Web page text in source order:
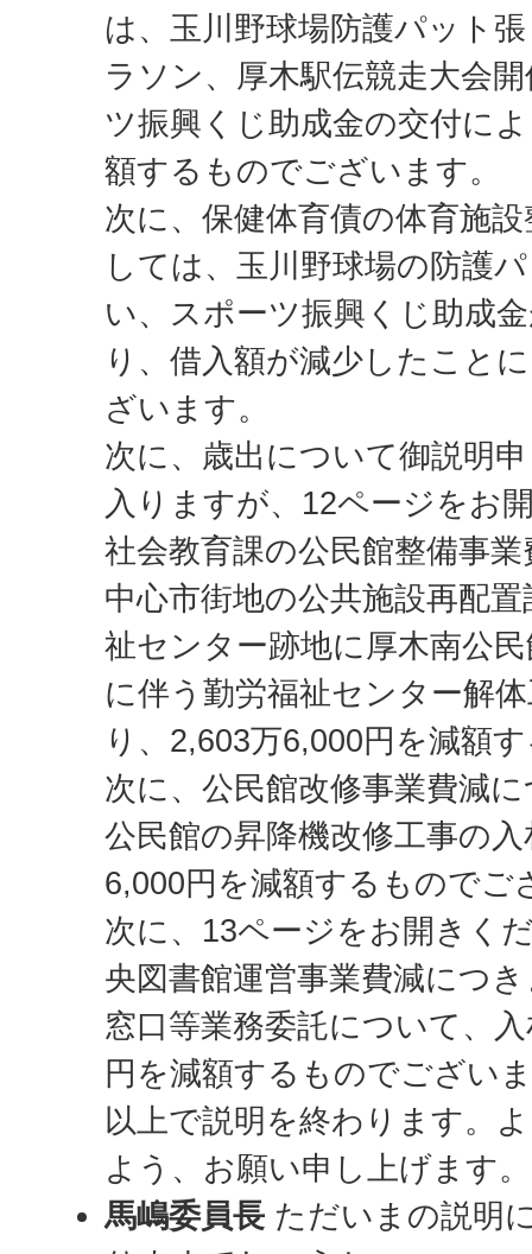
は、玉川野球場防護パット
ラソン、厚木駅伝競走大会
ツ振興くじ助成金の交付に
額するものでございます。
次に、保健体育債の体育施
しては、玉川野球場の防護
い、スポーツ振興くじ助成
り、借入額が減少したこと
ざいます。
次に、歳出について御説明
入りますが、12ページをお
社会教育課の公民館整備事
中心市街地の公共施設再配
祉センター跡地に厚木南公
に伴う勤労福祉センター解
り、2,603万6,000円を減額
次に、公民館改修事業費減
公民館の昇降機改修工事の
6,000円を減額するものでご
次に、13ページをお開きく
央図書館運営事業費減につ
窓口等業務委託について、
円を減額するものでござい
以上で説明を終わります。
よう、お願い申し上げます。
馬嶋委員長 ただいまの説明